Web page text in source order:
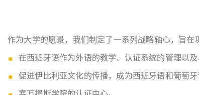
作为大学的愿景，我们制定了一系列战略轴心，旨在
在西班牙语作为外语的教学、认证系统的管理以
促进伊比利亚文化的传播，成为西班牙语和葡萄牙